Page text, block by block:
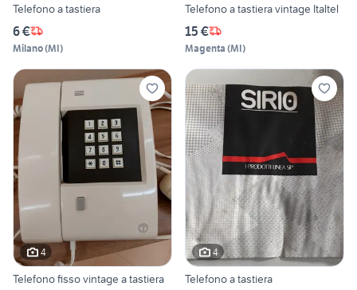
Telefono a tastiera
6 €
Milano(MI)
Telefono a tastiera vintage Italtel
15 €
Magenta (MI)
4
Telefono fisso vintage a tastiera
4
Telefono a tastiera